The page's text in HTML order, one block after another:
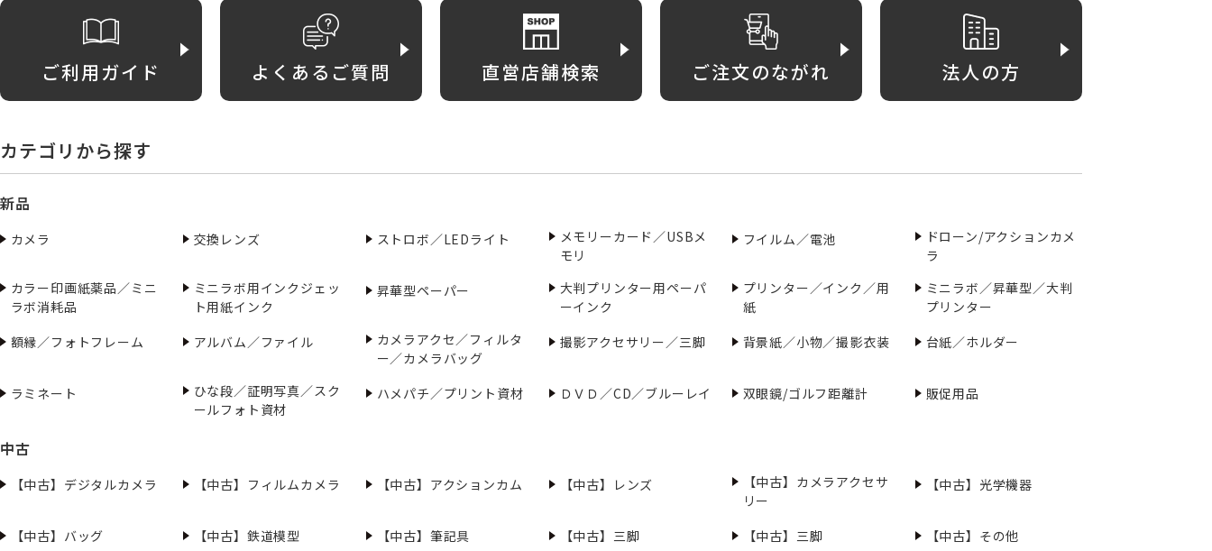
ご利用ガイド よくあるご質問 直営店舗検索 ご注文のながれ 法人の方
カテゴリから探す
新品
カメラ 交換レンズ ストロボ／LEDライト
メモリーカード／USBメ
モリ
フイルム／電池
ドローン/アクションカメ
ラ
カラー印画紙薬品／ミニ
ラボ消耗品
ミニラボ用インクジェッ
ト用紙インク
昇華型ペーパー
大判プリンター用ペーパ
ーインク
プリンター／インク／用
紙
ミニラボ／昇華型／大判
プリンター
額縁／フォトフレーム
アルバム／ファイル
カメラアクセ／フィルタ
ー／カメラバッグ
撮影アクセサリー／三脚 背景紙／小物／撮影衣装 台紙／ホルダー
ラミネート
ひな段／証明写真／スク
ールフォト資材
ハメパチ／プリント資材 ＤＶＤ／CD／ブルーレイ 双眼鏡/ゴルフ距離計 販促用品
中古
【中古】デジタルカメラ 【中古】フィルムカメラ 【中古】アクションカム 【中古】レンズ
【中古】カメラアクセサ
リー
【中古】光学機器
【中古】バッグ 【中古】鉄道模型 【中古】筆記具 【中古】三脚 【中古】三脚 【中古】その他